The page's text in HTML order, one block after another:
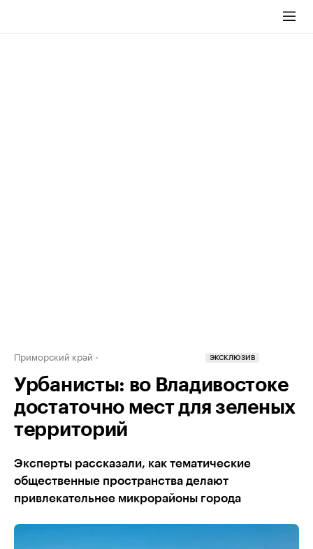
Приморский край ЭКСКЛЮЗИВ
Урбанисты: во Владивостоке
достаточно мест для зеленых
территорий
Эксперты рассказали, как тематические
общественные пространства делают
привлекательнее микрорайоны города